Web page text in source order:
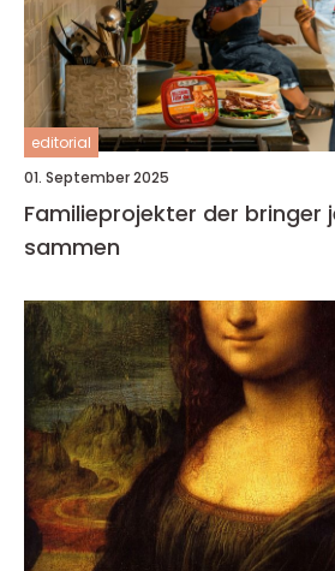
editorial
01. September 2025
Familieprojekter der
sammen